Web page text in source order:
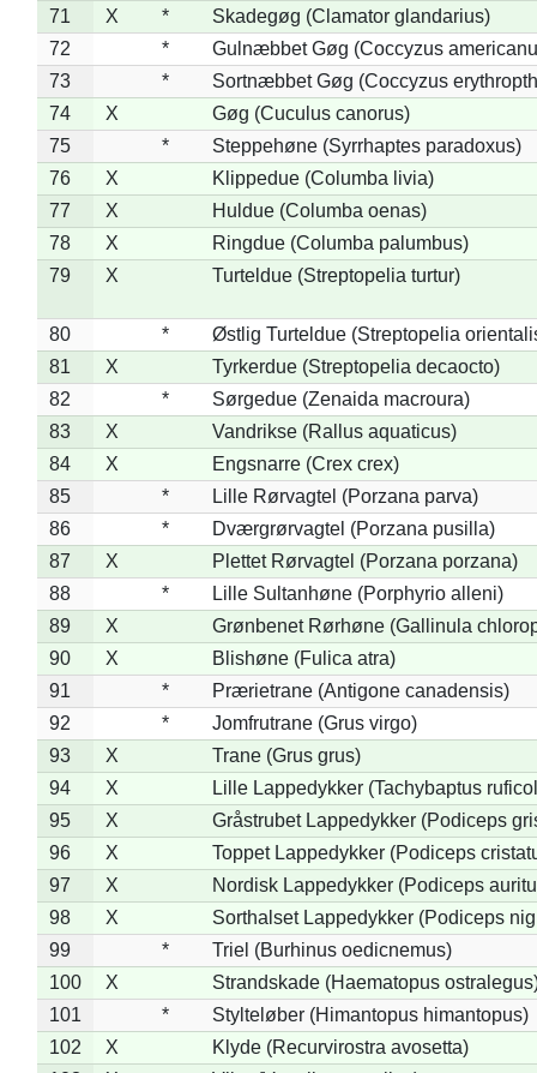
71
X *
Skadegøg (Clamator glandarius)
72
*
Gulnæbbet Gøg (Coccyzus
73
*
Sortnæbbet Gøg (Coccyzus
74
X
Gøg (Cuculus canorus)
75
*
Steppehøne (Syrrhaptes paradoxus)
76
X
Klippedue (Columba livia)
77
X
Huldue (Columba oenas)
78
X
Ringdue (Columba palumbus)
79
X Turteldue (Streptopelia turtur)
80 *
Østlig Turteldue (Streptopelia
81
X
Tyrkerdue (Streptopelia decaocto)
82
*
Sørgedue (Zenaida macroura)
83
X
Vandrikse (Rallus aquaticus)
84
X
Engsnarre (Crex crex)
85
*
Lille Rørvagtel (Porzana parva)
86
*
Dværgrørvagtel (Porzana pusilla)
87
X
Plettet Rørvagtel (Porzana porzana)
88
*
Lille Sultanhøne (Porphyrio alleni)
89
X
Grønbenet Rørhøne (Gallinula
90
X
Blishøne (Fulica atra)
91
*
Prærietrane (Antigone canadensis)
92
*
Jomfrutrane (Grus virgo)
93
X
Trane (Grus grus)
94
X
Lille Lappedykker (Tachybaptus
95
X
Gråstrubet Lappedykker (Podiceps
96
X
Toppet Lappedykker (Podiceps
97
X
Nordisk Lappedykker (Podiceps
98
X
Sorthalset Lappedykker (Podiceps
99
*
Triel (Burhinus oedicnemus)
100
X
Strandskade (Haematopus
101
*
Stylteløber (Himantopus himantopus)
102
X
Klyde (Recurvirostra avosetta)